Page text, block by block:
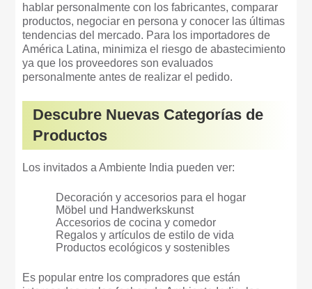
hablar personalmente con los fabricantes, comparar
productos, negociar en persona y conocer las últimas
tendencias del mercado. Para los importadores de
América Latina, minimiza el riesgo de abastecimiento
ya que los proveedores son evaluados
personalmente antes de realizar el pedido.
Descubre Nuevas Categorías de
Productos
Los invitados a Ambiente India pueden ver:
Decoración y accesorios para el hogar
Möbel und Handwerkskunst
Accesorios de cocina y comedor
Regalos y artículos de estilo de vida
Productos ecológicos y sostenibles
Es popular entre los compradores que están